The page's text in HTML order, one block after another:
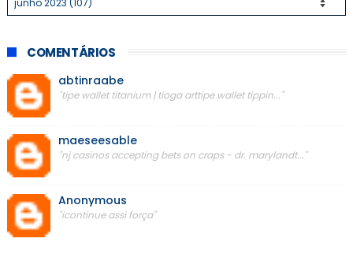
COMENTÁRIOS
abtinraabe
"tipe wallet titanium | tioga arttipe wallet tippin..."
maeseesable
"nj casinos accepting bets on craps - dr. marylandt..."
Anonymous
"icontinue assi força"